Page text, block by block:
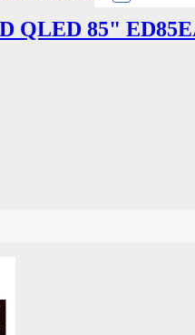
QLED 85"